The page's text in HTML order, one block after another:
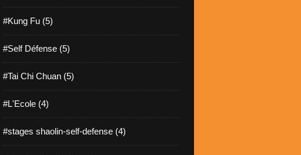
#Kung Fu (5)
#Self Défense (5)
#Tai Chi Chuan (5)
#L'Ecole (4)
#stages shaolin-self-defense (4)